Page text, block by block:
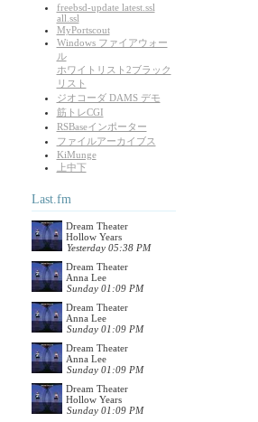
freebsd-update latest.ssl
all.ssl
MyPortscout
Windows ファイアウォー
ル
ホワイトリスト2ブラック
リスト
ジオコーダ DAMS デモ
筋トレCGI
RSBaseインポーター
ファイルアーカイブス
KiMunge
上中下
Last.fm
Dream Theater
Hollow Years
Yesterday 05:38 PM
Dream Theater
Anna Lee
Sunday 01:09 PM
Dream Theater
Anna Lee
Sunday 01:09 PM
Dream Theater
Anna Lee
Sunday 01:09 PM
Dream Theater
Hollow Years
Sunday 01:09 PM